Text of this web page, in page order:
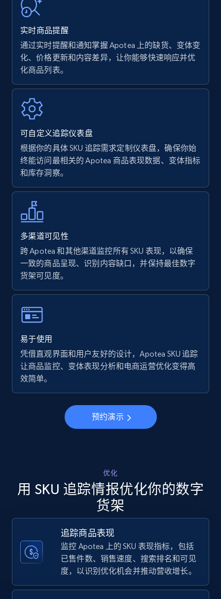
URL, Product name, Product rating, Product
rating object, Product rating max, Rating,
Author name, Asin, and more.
7.4K+ 872+ 立即开始
Walmart - products
Specifications, Image urls, Top reviews, and
more.
5.6K+
Walmart - products - Find new products by
using specific category URL
URL, Final price, Sku, Currency, Gtin,
Specifications, Image urls, Top reviews, and
more.
specific keywords
URL, Final price, Sku, Currency, Gtin,
Specifications, Image urls, Top reviews, and
more.
立即开始
Walmart - products - Discover products by
using sku numbers
URL, Final price, Sku, Currency, Gtin,
Specifications, Image urls, Top reviews, and
more.
876+ 立即开始
实时商品提醒
通过实时提醒和通知掌握 Apotea 上的缺货、变体变
化、价格更新和内容差异，让你能够快速响应并优
化商品列表。
可自定义追踪仪表盘
根据你的具体 SKU 追踪需求定制仪表盘，确保你始
终能访问最相关的 Apotea 商品表现数据、变体指标
和库存洞察。
多渠道可见性
跨 Apotea 和其他渠道监控所有 SKU 表现，以确保
一致的商品呈现、识别内容缺口，并保持最佳数字
货架可见度。
易于使用
凭借直观界面和用户友好的设计，Apotea SKU 追踪
让商品监控、变体表现分析和电商运营优化变得高
效简单。
预约演示
优化
用 SKU 追踪情报优化你的数字
货架
追踪商品表现
监控 Apotea 上的 SKU 表现指标，包括
已售件数、销售速度、搜索排名和可见
度，以识别优化机会并推动营收增长。